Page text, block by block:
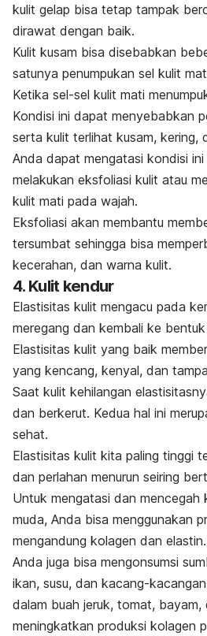
kulit gelap bisa tetap tampak
dirawat dengan baik.
Kulit kusam bisa disebabkan
satunya penumpukan sel kulit
Ketika sel-sel kulit mati
Kondisi ini dapat menyebabkan
serta kulit terlihat kusam, kering,
Anda dapat mengatasi kondisi ini
melakukan eksfoliasi kulit atau
kulit mati pada wajah.
Eksfoliasi akan membantu
tersumbat sehingga bisa
kecerahan, dan warna kulit.
4. Kulit kendur
Elastisitas kulit mengacu pada
meregang dan kembali ke bentuk
Elastisitas kulit yang baik
yang kencang, kenyal, dan
Saat kulit kehilangan
dan berkerut. Kedua hal ini
sehat.
Elastisitas kulit kita paling tinggi
dan perlahan menurun seiring
Untuk mengatasi dan mencegah
muda, Anda bisa menggunakan
mengandung kolagen dan elastin.
Anda juga bisa mengonsumsi
ikan, susu, dan kacang-
dalam buah jeruk, tomat,
meningkatkan produksi kolagen